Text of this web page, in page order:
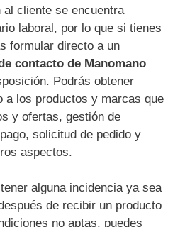
cliente se encuentra
laboral, por lo que si tienes
formular directo a un
contacto de Manomano
Podrás obtener
a los productos y marcas que
y ofertas, gestión de
solicitud de pedido y
aspectos.
alguna incidencia ya sea
de recibir un producto
no aptas, puedes